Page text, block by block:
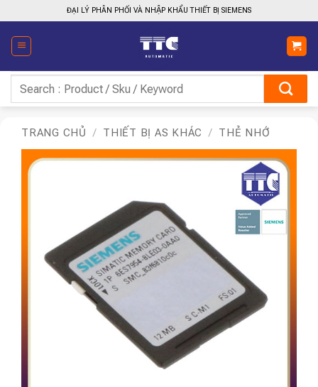
qua
nội
dung
ĐẠI LÝ PHÂN PHỐI VÀ NHẬP KHẨU THIẾT BỊ SIEMENS
kiếm:
TRANG CHỦ / THIẾT BỊ AS KHÁC / THẺ NHỚ